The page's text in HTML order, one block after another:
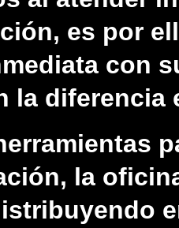
es por
con
la diferencia
la